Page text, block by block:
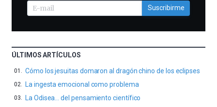
Suscribirme
ÚLTIMOS ARTÍCULOS
Cómo los jesuitas domaron al dragón chino de los eclipses
La ingesta emocional como problema
La Odisea… del pensamiento científico